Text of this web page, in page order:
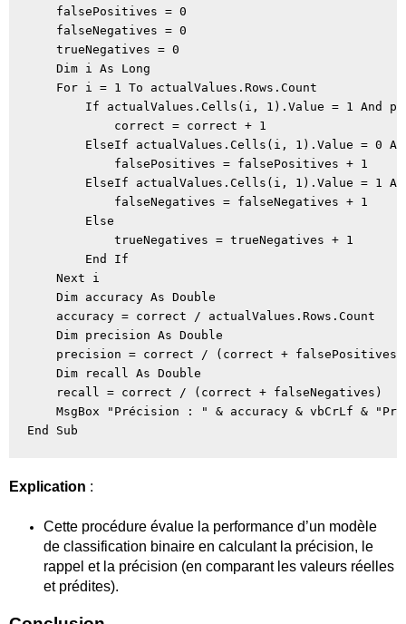
    falsePositives = 0
    falseNegatives = 0
    trueNegatives = 0
    Dim i As Long
    For i = 1 To actualValues.Rows.Count
If actualValues.Cells(i, 1).Value = 1 And
            correct = correct + 1
ElseIf actualValues.Cells(i, 1).Value = 0
            falsePositives = falsePositives + 1
ElseIf actualValues.Cells(i, 1).Value = 1
            falseNegatives = falseNegatives + 1
        Else
            trueNegatives = trueNegatives + 1
        End If
    Next i
    Dim accuracy As Double
    accuracy = correct / actualValues.Rows.Count
    Dim precision As Double
    precision = correct / (correct + falsePositives)
    Dim recall As Double
    recall = correct / (correct + falseNegatives)
MsgBox "Précision : " & accuracy & vbCrLf &
Explication :
Cette procédure évalue la performance d’un modèle
de classification binaire en calculant la précision, le
rappel et la précision (en comparant les valeurs réelles
et prédites).